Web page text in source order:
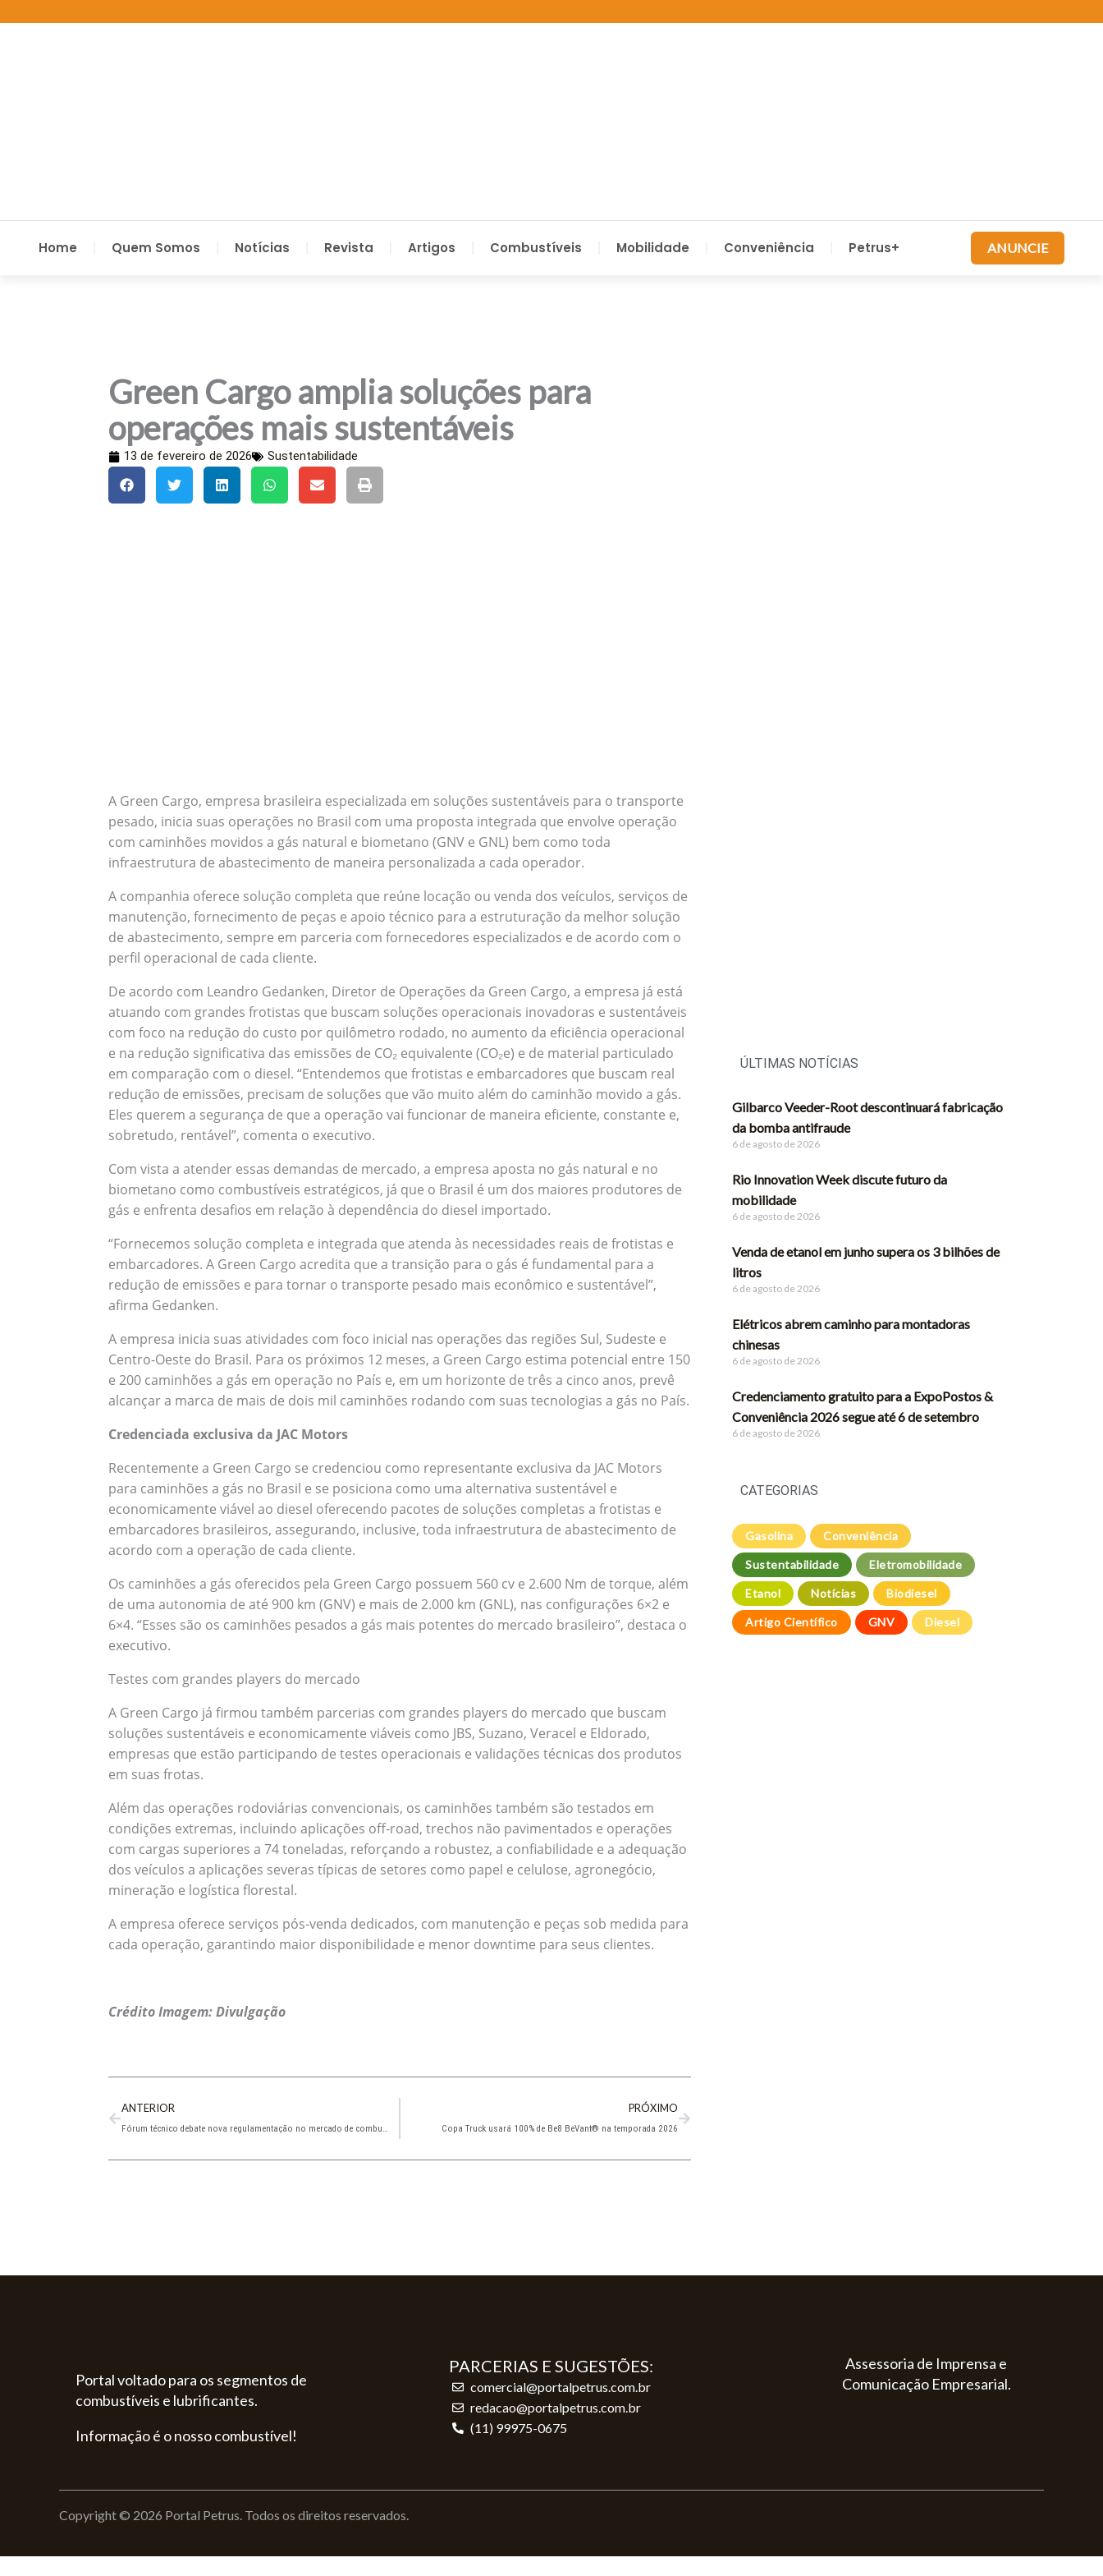
Home Quem Somos Notícias Revista Artigos Combustíveis Mobilidade Conveniência Petrus+ ANUNCIE
Green Cargo amplia soluções para
operações mais sustentáveis
13 de fevereiro de 2026 Sustentabilidade
A Green Cargo, empresa brasileira especializada em soluções sustentáveis para o transporte
pesado, inicia suas operações no Brasil com uma proposta integrada que envolve operação
com caminhões movidos a gás natural e biometano (GNV e GNL) bem como toda
infraestrutura de abastecimento de maneira personalizada a cada operador.
A companhia oferece solução completa que reúne locação ou venda dos veículos, serviços de
manutenção, fornecimento de peças e apoio técnico para a estruturação da melhor solução
de abastecimento, sempre em parceria com fornecedores especializados e de acordo com o
perfil operacional de cada cliente.
De acordo com Leandro Gedanken, Diretor de Operações da Green Cargo, a empresa já está
atuando com grandes frotistas que buscam soluções operacionais inovadoras e sustentáveis
com foco na redução do custo por quilômetro rodado, no aumento da eficiência operacional
e na redução significativa das emissões de CO₂ equivalente (CO₂e) e de material particulado
em comparação com o diesel. “Entendemos que frotistas e embarcadores que buscam real
redução de emissões, precisam de soluções que vão muito além do caminhão movido a gás.
Eles querem a segurança de que a operação vai funcionar de maneira eficiente, constante e,
sobretudo, rentável”, comenta o executivo.
Com vista a atender essas demandas de mercado, a empresa aposta no gás natural e no
biometano como combustíveis estratégicos, já que o Brasil é um dos maiores produtores de
gás e enfrenta desafios em relação à dependência do diesel importado.
“Fornecemos solução completa e integrada que atenda às necessidades reais de frotistas e
embarcadores. A Green Cargo acredita que a transição para o gás é fundamental para a
redução de emissões e para tornar o transporte pesado mais econômico e sustentável”,
afirma Gedanken.
A empresa inicia suas atividades com foco inicial nas operações das regiões Sul, Sudeste e
Centro-Oeste do Brasil. Para os próximos 12 meses, a Green Cargo estima potencial entre 150
e 200 caminhões a gás em operação no País e, em um horizonte de três a cinco anos, prevê
alcançar a marca de mais de dois mil caminhões rodando com suas tecnologias a gás no País.
Credenciada exclusiva da JAC Motors
Recentemente a Green Cargo se credenciou como representante exclusiva da JAC Motors
para caminhões a gás no Brasil e se posiciona como uma alternativa sustentável e
economicamente viável ao diesel oferecendo pacotes de soluções completas a frotistas e
embarcadores brasileiros, assegurando, inclusive, toda infraestrutura de abastecimento de
acordo com a operação de cada cliente.
Os caminhões a gás oferecidos pela Green Cargo possuem 560 cv e 2.600 Nm de torque, além
de uma autonomia de até 900 km (GNV) e mais de 2.000 km (GNL), nas configurações 6×2 e
6×4. “Esses são os caminhões pesados a gás mais potentes do mercado brasileiro”, destaca o
executivo.
Testes com grandes players do mercado
A Green Cargo já firmou também parcerias com grandes players do mercado que buscam
soluções sustentáveis e economicamente viáveis como JBS, Suzano, Veracel e Eldorado,
empresas que estão participando de testes operacionais e validações técnicas dos produtos
em suas frotas.
Além das operações rodoviárias convencionais, os caminhões também são testados em
condições extremas, incluindo aplicações off-road, trechos não pavimentados e operações
com cargas superiores a 74 toneladas, reforçando a robustez, a confiabilidade e a adequação
dos veículos a aplicações severas típicas de setores como papel e celulose, agronegócio,
mineração e logística florestal.
A empresa oferece serviços pós-venda dedicados, com manutenção e peças sob medida para
cada operação, garantindo maior disponibilidade e menor downtime para seus clientes.
Crédito Imagem: Divulgação
ANTERIOR
Fórum técnico debate nova regulamentação no mercado de combustíveis
PRÓXIMO
Copa Truck usará 100% de Be8 BeVant® na temporada 2026
ÚLTIMAS NOTÍCIAS
Gilbarco Veeder-Root descontinuará fabricação
da bomba antifraude
6 de agosto de 2026
Rio Innovation Week discute futuro da
mobilidade
6 de agosto de 2026
Venda de etanol em junho supera os 3 bilhões de
litros
6 de agosto de 2026
Elétricos abrem caminho para montadoras
chinesas
6 de agosto de 2026
Credenciamento gratuito para a ExpoPostos &
Conveniência 2026 segue até 6 de setembro
6 de agosto de 2026
CATEGORIAS
Gasolina Conveniência
Sustentabilidade Eletromobilidade
Etanol Notícias Biodiesel
Artigo Científico GNV Diesel
Portal voltado para os segmentos de
combustíveis e lubrificantes.
Informação é o nosso combustível!
PARCERIAS E SUGESTÕES:
comercial@portalpetrus.com.br
redacao@portalpetrus.com.br
(11) 99975-0675
Assessoria de Imprensa e
Comunicação Empresarial.
Copyright © 2026 Portal Petrus. Todos os direitos reservados.